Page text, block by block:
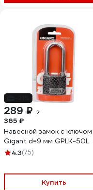
289 ₽
365 ₽
Навесной замок с ключом
Gigant d=9 мм GPLK-50L
4.3(75)
Купить